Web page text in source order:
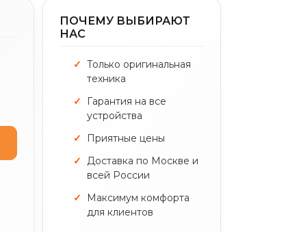
ПОЧЕМУ ВЫБИРАЮТ
НАС
Только оригинальная
техника
Гарантия на все
устройства
Приятные цены
Доставка по Москве и
всей России
Максимум комфорта
для клиентов